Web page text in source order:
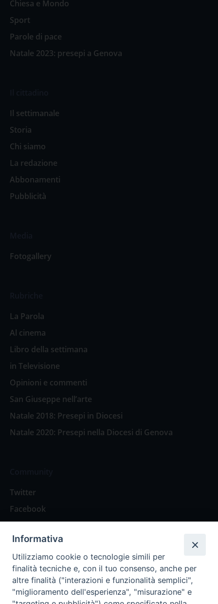
Chiesa e Mondo
Sport
Parole di pace
Natale 2023: presepi a Genova
Il settimanale
Storia
Chi siamo
La redazione
Abbonamenti
Pubblicità
Fotogallery
La Parola
Al cinema
Libro della settimana
in Televisione
Opinioni e commenti
San Giuseppe nell’arte
Natale 2018: Presepi in Diocesi
Natale 2020: Presepi nella Diocesi di Genova
Twitter
Facebook
Contattaci
Spazio Lettori
Eventi
Informativa
Utilizziamo cookie o tecnologie simili per
finalità tecniche e, con il tuo consenso, anche per
altre finalità ("interazioni e funzionalità semplici",
"miglioramento dell'esperienza", "misurazione" e